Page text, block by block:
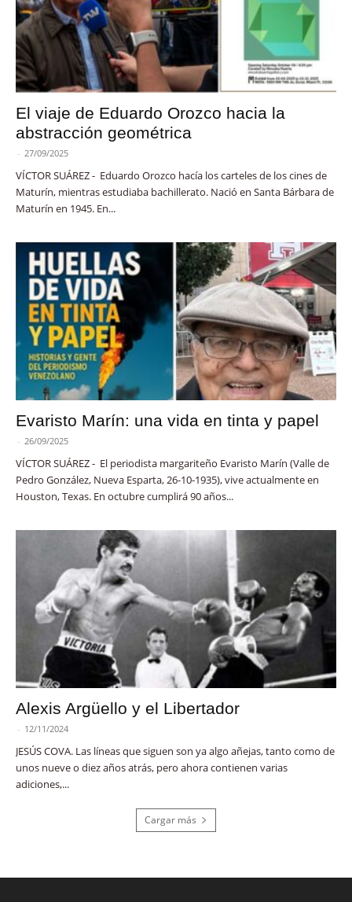
El viaje de Eduardo Orozco hacia la
abstracción geométrica
- 27/09/2025
VÍCTOR SUÁREZ - Eduardo Orozco hacía los carteles de los cines de
Maturín, mientras estudiaba bachillerato. Nació en Santa Bárbara de
Maturín en 1945. En...
Evaristo Marín: una vida en tinta y papel
- 26/09/2025
VÍCTOR SUÁREZ - El periodista margariteño Evaristo Marín (Valle de
Pedro González, Nueva Esparta, 26-10-1935), vive actualmente en
Houston, Texas. En octubre cumplirá 90 años...
Alexis Argüello y el Libertador
- 12/11/2024
JESÚS COVA. Las líneas que siguen son ya algo añejas, tanto como de
unos nueve o diez años atrás, pero ahora contienen varias
adiciones,...
Cargar más